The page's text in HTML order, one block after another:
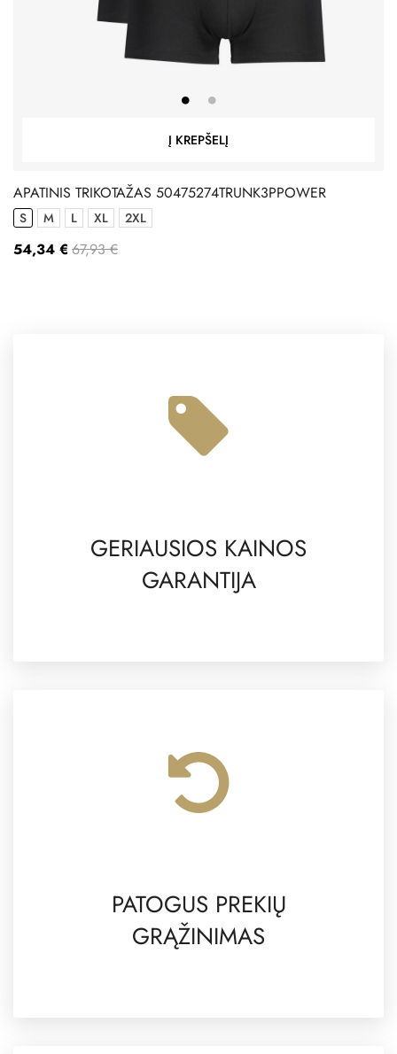
Į KREPŠELĮ
APATINIS TRIKOTAŽAS 50475274TRUNK3PPOWER
S M L XL 2XL
54,34 € 67,93 €
GERIAUSIOS KAINOS
GARANTIJA
PATOGUS PREKIŲ
GRĄŽINIMAS